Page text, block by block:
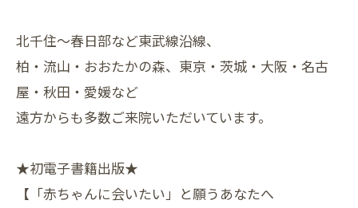
北千住～春日部など東武線沿線、
柏・流山・おおたかの森、東京・茨城・大阪・名古
屋・秋田・愛媛など
遠方からも多数ご来院いただいています。
★初電子書籍出版★
【「赤ちゃんに会いたい」と願うあなたへ